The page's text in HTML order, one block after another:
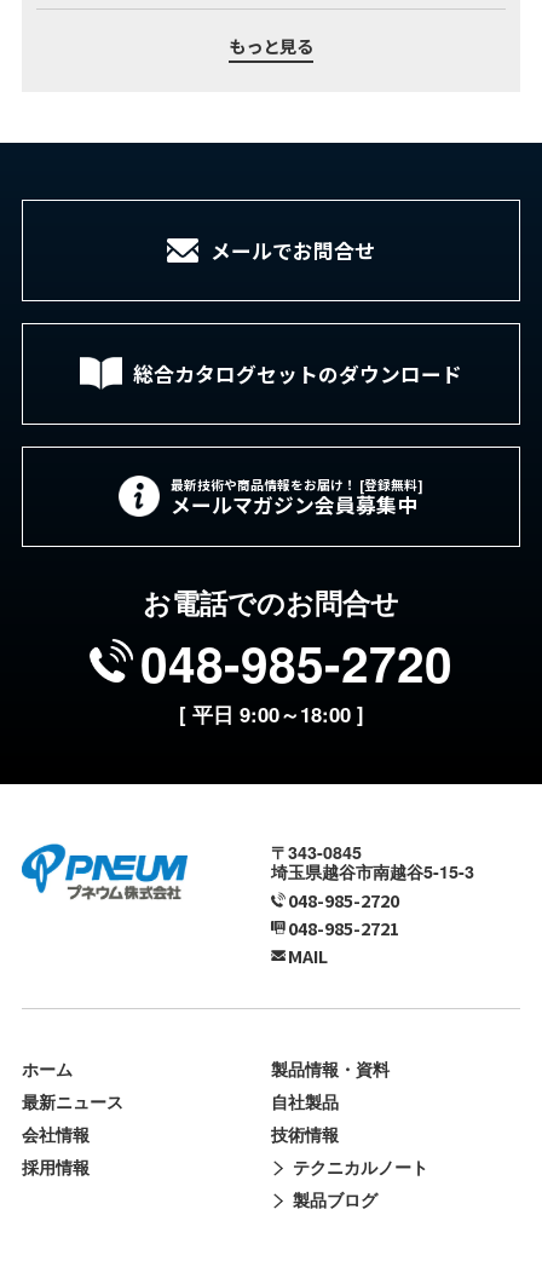
もっと見る
メールでお問合せ
総合カタログセットのダウンロード
最新技術や商品情報をお届け！ [登録無料]
メールマガジン会員募集中
お電話でのお問合せ
048-985-2720
[ 平日 9:00～18:00 ]
〒343-0845
埼玉県越谷市南越谷5-15-3
048-985-2720
048-985-2721
MAIL
ホーム
最新ニュース
会社情報
採用情報
製品情報・資料
自社製品
技術情報
テクニカルノート
製品ブログ